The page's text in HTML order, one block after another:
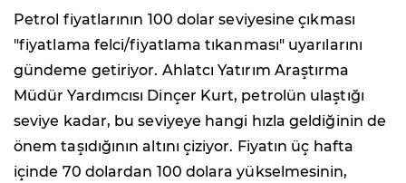
Petrol fiyatlarının 100 dolar seviyesine çıkması
"fiyatlama felci/fiyatlama tıkanması" uyarılarını
gündeme getiriyor. Ahlatcı Yatırım Araştırma
Müdür Yardımcısı Dinçer Kurt, petrolün ulaştığı
seviye kadar, bu seviyeye hangi hızla geldiğinin de
önem taşıdığının altını çiziyor. Fiyatın üç hafta
içinde 70 dolardan 100 dolara yükselmesinin,